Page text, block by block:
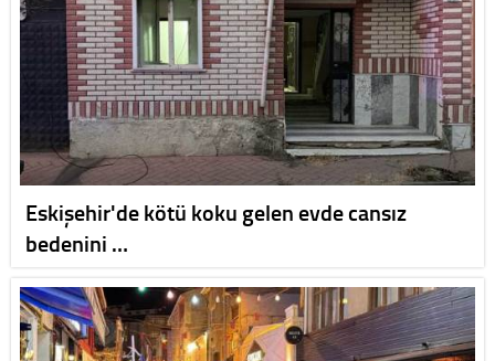
Eskişehir'de kötü koku gelen evde cansız
bedenini …